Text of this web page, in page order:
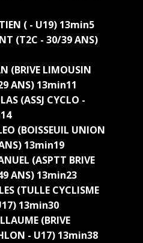
( - U19) 13min5
(T2C - 30/39 ANS)
(BRIVE LIMOUSIN
ANS) 13min11
(ASSJ CYCLO -
(BOISSEUIL UNION
13min19
(ASPTT BRIVE
ANS) 13min23
(TULLE CYCLISME
13min30
(BRIVE
- U17) 13min38